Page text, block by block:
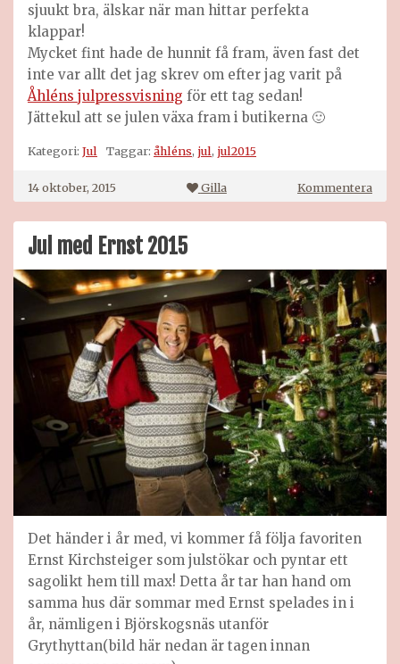
sjuukt bra, älskar när man hittar perfekta
klappar!
Mycket fint hade de hunnit få fram, även fast det
inte var allt det jag skrev om efter jag varit på
Åhléns julpressvisning för ett tag sedan!
Jättekul att se julen växa fram i butikerna 🙂
Kategori: Jul Taggar: åhléns, jul, jul2015
14 oktober, 2015 Gilla Kommenterapå
Julen
Jul med Ernst 2015
Det händer i år med, vi kommer få följa favoriten
Ernst Kirchsteiger som julstökar och pyntar ett
sagolikt hem till max! Detta år tar han hand om
samma hus där sommar med Ernst spelades in i
år, nämligen i Björskogsnäs utanför
Grythyttan(bild här nedan är tagen innan